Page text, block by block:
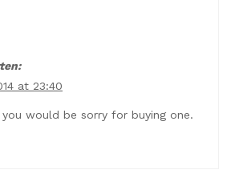
at 23:40
would be sorry for buying one.